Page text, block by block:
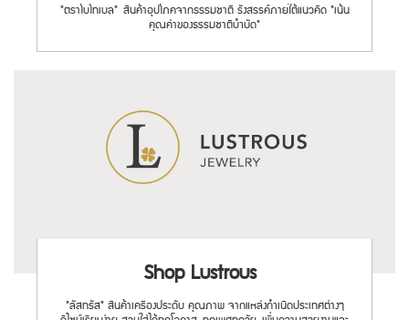
"ตราโบโทเบล" สินค้าอุปโภคจากธรรมชาติ รังสรรค์ภายใต้แนวคิด "เน้น
คุณค่าของธรรมชาติบำบัด"
Shop Lustrous
"ลัสทรัส" สินค้าเครื่องประดับ คุณภาพ จากแหล่งกำเนิดประเทศต่างๆ